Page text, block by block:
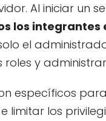
Al iniciar un
los integrantes
el
roles y
específicos
limitar los